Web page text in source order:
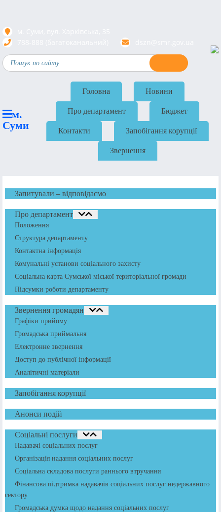
м.
Суми
Головна Новини
Про департамент Бюджет
Контакти Запобігання корупції
Звернення
Запитували – відповідаємо
Про департамент
Положення
Структура департаменту
Контактна інформація
Комунальні установи соціального захисту
Соціальна карта Сумської міської територіальної громади
Підсумки роботи департаменту
Звернення громадян
Графіки прийому
Громадська приймальня
Електронне звернення
Доступ до публічної інформації
Аналітичні матеріали
Запобігання корупції
Анонси подій
Соціальні послуги
Надавачі соціальних послуг
Організація надання соціальних послуг
Соціальна складова послуги раннього втручання
Фінансова підтримка надавачів соціальних послуг недержавного
сектору
Громадська думка щодо надання соціальних послуг